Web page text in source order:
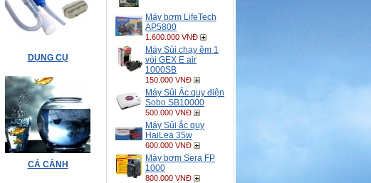
Máy bơm LifeTech
AP5800
1.600.000 VNĐ
Máy Sủi chạy êm 1
vòi GEX E air
1000SB
150.000 VNĐ
Máy Sủi Ắc quy điện
Sobo SB10000
500.000 VNĐ
Máy Sủi ắc quy
HaiLea 35w
600.000 VNĐ
Máy bơm Sera FP
1000
800.000 VNĐ
DỤNG CỤ
CÁ CẢNH